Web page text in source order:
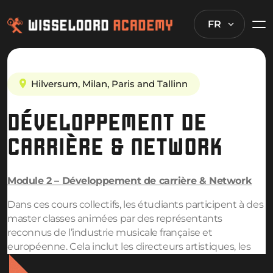
FR
Hilversum, Milan, Paris and Tallinn
DÉVELOPPEMENT DE
CARRIÈRE & NETWORK
Module 2 – Développement de carrière & Network
Dans ces cours collectifs, les étudiants participent à des
master classes animées par des représentants
reconnus de l’industrie musicale française et
européenne. Cela inclut les directeurs artistiques, les
éditeurs, les managers, les artistes, les producteurs, les